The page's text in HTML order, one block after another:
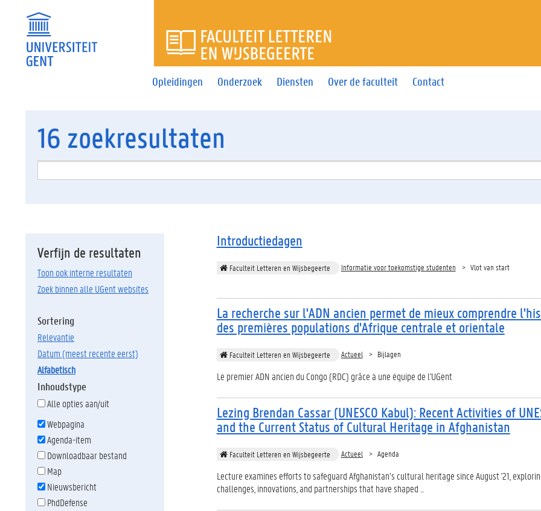
Opleidingen Onderzoek Diensten Over de faculteit Contact
FACULTEIT LETTEREN EN
16 zoekresultaten
Verfijn de resultaten
Toon ook interne resultaten
Zoek binnen alle UGent websites
Sortering
relevantie
datum (meest recente eerst)
alfabetisch
Inhoudstype
Alle opties aan/uit
Webpagina
Agenda-item
Downloadbaar bestand
Map
Nieuwsbericht
PhdDefense
Introductiedagen
Faculteit Letteren en Wijsbegeerte Informatie voor toekomstige studenten Vlot van start
La recherche sur l'ADN ancien permet de mieux comprendre
des premières populations d'Afrique centrale et orientale
Faculteit Letteren en Wijsbegeerte Actueel Bijlagen
Le premier ADN ancien du Congo (RDC) grâce à une équipe de l'UGent
Lezing Brendan Cassar (UNESCO Kabul): Recent Activities of
and the Current Status of Cultural Heritage in Afghanistan
Faculteit Letteren en Wijsbegeerte Actueel Agenda
Lecture examines efforts to safeguard Afghanistan’s cultural heritage since August '21,
challenges, innovations, and partnerships that have shaped ...